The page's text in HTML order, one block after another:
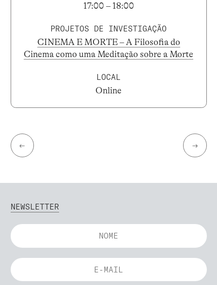
17:00 – 18:00
PROJETOS DE INVESTIGAÇÃO
CINEMA E MORTE – A Filosofia do
Cinema como uma Meditação sobre a Morte
LOCAL
Online
← →
NEWSLETTER